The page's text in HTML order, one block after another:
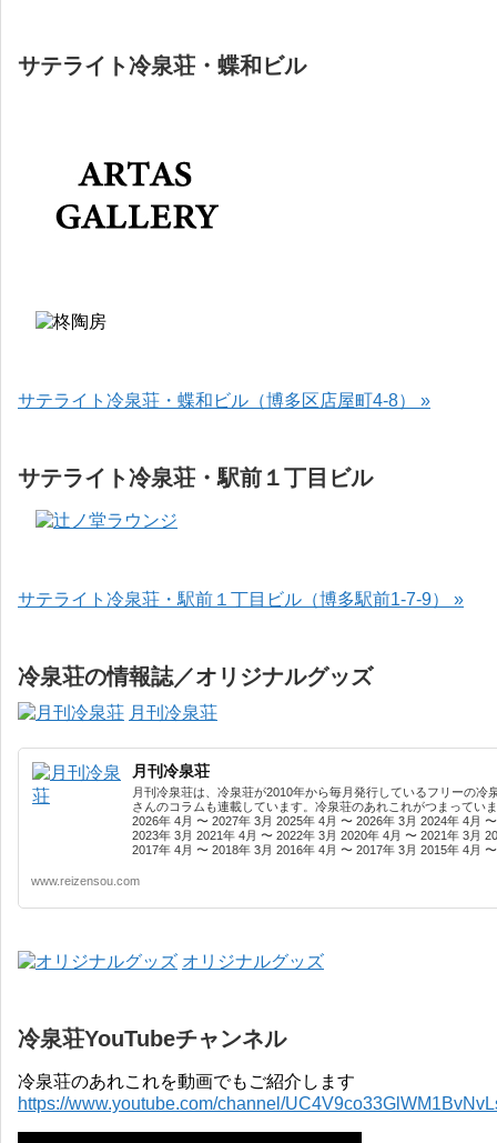
サテライト冷泉荘・蝶和ビル
サテライト冷泉荘・蝶和ビル（博多区店屋町4-8） »
サテライト冷泉荘・駅前１丁目ビル
サテライト冷泉荘・駅前１丁目ビル（博多駅前1-7-9） »
冷泉荘の情報誌／オリジナルグッズ
月刊冷泉荘
月刊冷泉荘
月刊冷泉荘は、冷泉荘が2010年から毎月発行しているフリーの
さんのコラムも連載しています。冷泉荘のあれこれがつまってい
2026年 4月 〜 2027年 3月 2025年 4月 〜 2026年 3月 2024年 4月
2023年 3月 2021年 4月 〜 2022年 3月 2020年 4月 〜 2021年 3月
2017年 4月 〜 2018年 3月 2016年 4月 〜 2017年 3月 2015年 4月
www.reizensou.com
オリジナルグッズ
冷泉荘YouTubeチャンネル
冷泉荘のあれこれを動画でもご紹介します
https://www.youtube.com/channel/